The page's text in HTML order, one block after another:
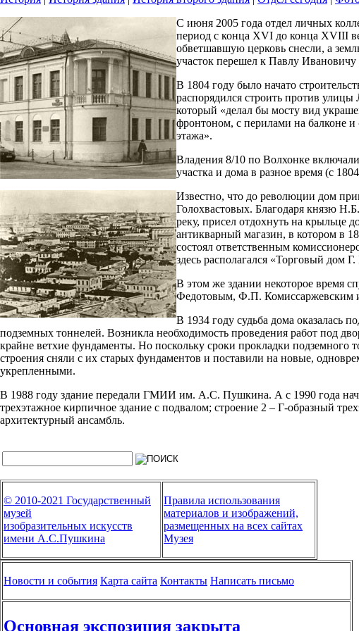
С июня 2005 года отдел личных
период с конца XVI до конца XVIII
обветшавшую церковь снесли, а
участок перешел к Павлу
В 1804 году было начато
распорядился строить против
который «делал бы мосту вид
фронтоном, с перилами на балконе
этажа».
Владения 8/10 по Волхонке
участка и дома в разное время (с
Известно, что до революции дом
Голохвастовых. Благодаря князю
реку, присел отдохнуть на крыльце
антикварный магазин, в котором в
состоял ответственным
здесь располагался «Торговый дом
В этом же здании некоторое время
Федотовым, Ф.П. Комиссаржевским
В 1934 году судьба дома оказалась
подземных тоннелей. Возникла необходимость проведения работ под
крайне ветхие фундаменты. Но поскольку сроки прокладки
строения сняли с их старых фундаментов и поставили на новые,
укрепленными.
В 1988 году здание передали ГМИИ им. А.С. Пушкина. А с 1990 года
трехэтажное кирпичное здание с подвалом; строение 2 – Г-образный
архитектурный ансамбль.
© 2010-2021 Государственный
музей
изобразительных искусств
имени А.С.Пушкина
Правила использования
материалов и изображений,
размещенных на всех сайтах
Музея
Новости и события Карта сайта Контакты Написать письмо
Основная экспозиция закрыта